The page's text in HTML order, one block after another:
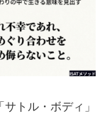
トル・ボディ」